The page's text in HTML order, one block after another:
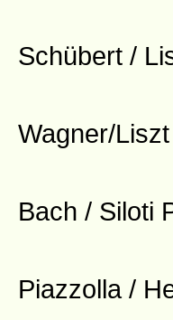
Schübert /
Wagner/
Bach / Siloti
Piazzolla /